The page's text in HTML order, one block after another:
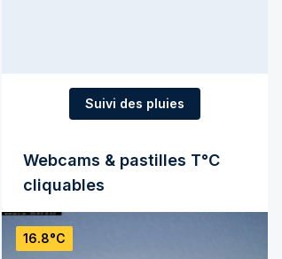
Suivi des pluies
Webcams & pastilles T°C
cliquables
16.8°C